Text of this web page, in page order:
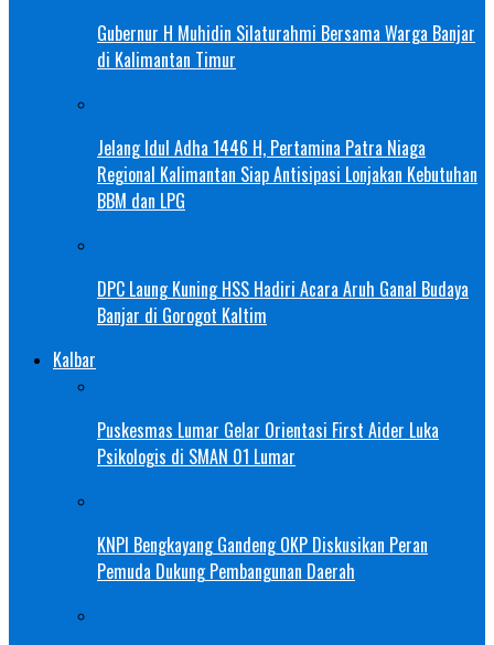
Gubernur H Muhidin Silaturahmi Bersama Warga Banjar
di Kalimantan Timur
Jelang Idul Adha 1446 H, Pertamina Patra Niaga
Regional Kalimantan Siap Antisipasi Lonjakan Kebutuhan
BBM dan LPG
DPC Laung Kuning HSS Hadiri Acara Aruh Ganal Budaya
Banjar di Gorogot Kaltim
Kalbar
Puskesmas Lumar Gelar Orientasi First Aider Luka
Psikologis di SMAN 01 Lumar
KNPI Bengkayang Gandeng OKP Diskusikan Peran
Pemuda Dukung Pembangunan Daerah